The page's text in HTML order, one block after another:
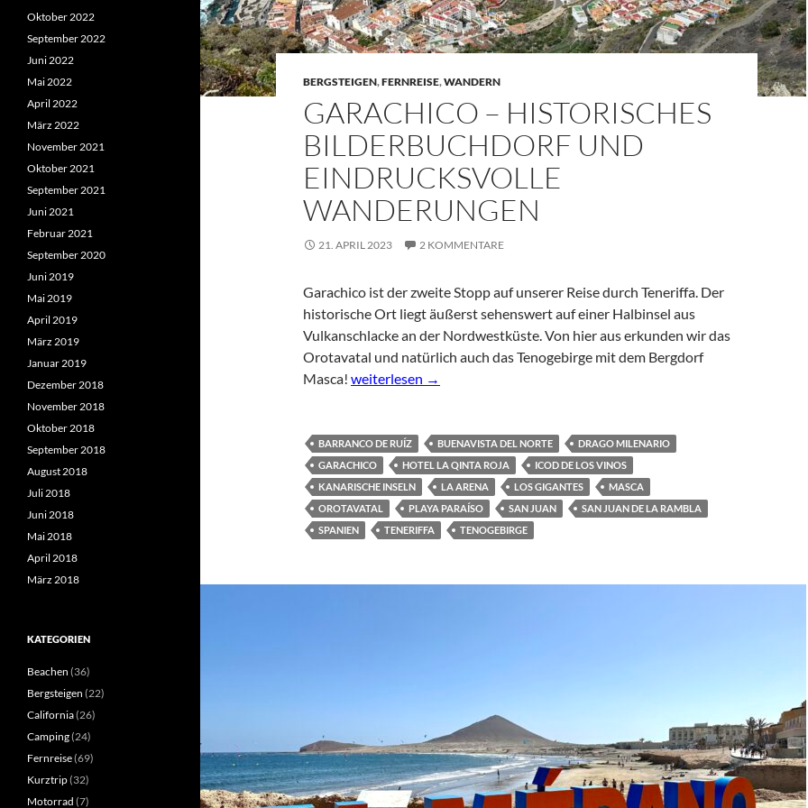
BERGSTEIGEN,FERNREISE,WANDERN
GARACHICO – HISTORISCHES
BILDERBUCHDORF UND
EINDRUCKSVOLLE
WANDERUNGEN
21. APRIL 2023 2 KOMMENTARE
Garachico ist der zweite Stopp auf unserer Reise durch Teneriffa. Der
historische Ort liegt äußerst sehenswert auf einer Halbinsel aus
Vulkanschlacke an der Nordwestküste. Von hier aus erkunden wir das
Orotavatal und natürlich auch das Tenogebirge mit dem Bergdorf
Masca! Garachico – historisches Bilderbuchdorf und eindrucksvolle Wanderungen
weiterlesen →
BARRANCO DE RUÍZ BUENAVISTA DEL NORTE
DRAGO MILENARIO
GARACHICO
HOTEL LA QINTA ROJA
ICOD DE LOS VINOS
KANARISCHE INSELN
LA ARENA LOS GIGANTES
MASCA
OROTAVATAL
PLAYA PARAÍSO SAN JUAN
SAN JUAN DE LA RAMBLA
SPANIEN
TENERIFFA TENOGEBIRGE
Oktober 2022
September 2022
Juni 2022
Mai 2022
April 2022
März 2022
November 2021
Oktober 2021
September 2021
Juni 2021
Februar 2021
September 2020
Juni 2019
Mai 2019
April 2019
März 2019
Januar 2019
Dezember 2018
November 2018
Oktober 2018
September 2018
August 2018
Juli 2018
Juni 2018
Mai 2018
April 2018
März 2018
KATEGORIEN
Beachen (36)
Bergsteigen (22)
California(26)
Camping(24)
Fernreise(69)
Kurztrip(32)
Motorrad (7)